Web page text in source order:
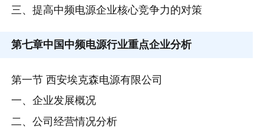
三、提高中频电源企业核心竞争力的对策
第七章中国中频电源行业重点企业分析
第一节 西安埃克森电源有限公司
一、企业发展概况
二、公司经营情况分析